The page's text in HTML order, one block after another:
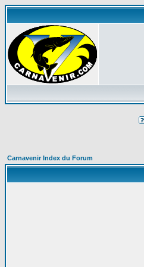
Carnavenir Index du Forum